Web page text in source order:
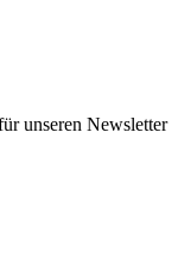
unseren Newsletter